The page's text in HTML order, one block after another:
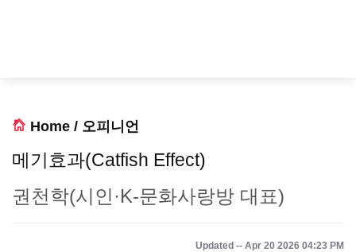
Home / 오피니언
메기효과(Catfish Effect)
권천학(시인·K-문화사랑방 대표)
Updated -- Apr 20 2026 04:23 PM